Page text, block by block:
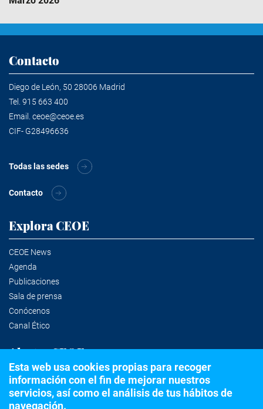
Contacto
Diego de León, 50 28006 Madrid
Tel. 915 663 400
Email. ceoe@ceoe.es
CIF- G28496636
Todas las sedes
Contacto
Explora CEOE
CEOE News
Agenda
Publicaciones
Sala de prensa
Conócenos
Canal Ético
Alertas CEOE
Suscríbete a la newsletter
Esta web usa cookies propias para recoger
información con el fin de mejorar nuestros
servicios, así como el análisis de tus hábitos de
navegación.